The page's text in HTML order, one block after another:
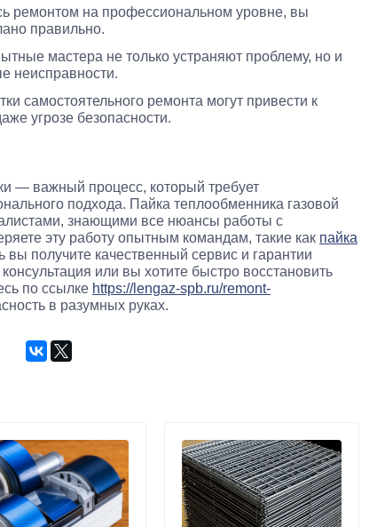
ремонтом на профессиональном уровне, вы
правильно.
мастера не только устраняют проблему, но и
неисправности.
самостоятельного ремонта могут привести к
угрозе безопасности.
— важный процесс, который требует
подхода. Пайка теплообменника газовой
знающими все нюансы работы с
эту работу опытным командам, такие как пайка
вы получите качественный сервис и гарантии
или вы хотите быстро восстановить
по ссылке https://lengaz-spb.ru/remont-
в разумных руках.